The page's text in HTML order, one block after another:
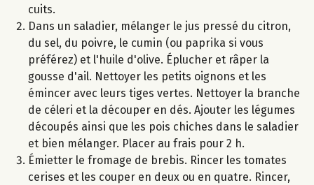
cuits.
Dans un saladier, mélanger le jus pressé du citron,
du sel, du poivre, le cumin (ou paprika si vous
préférez) et l'huile d'olive. Éplucher et râper la
gousse d'ail. Nettoyer les petits oignons et les
émincer avec leurs tiges vertes. Nettoyer la branche
de céleri et la découper en dés. Ajouter les légumes
découpés ainsi que les pois chiches dans le saladier
et bien mélanger. Placer au frais pour 2 h.
Émietter le fromage de brebis. Rincer les tomates
cerises et les couper en deux ou en quatre. Rincer,